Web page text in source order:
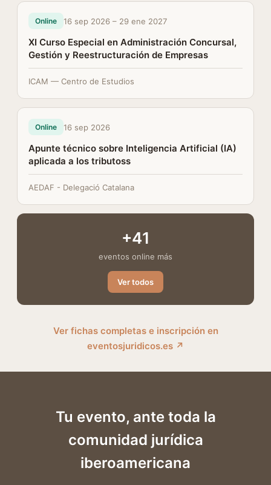
Online 16 sep 2026 – 29 ene 2027
XI Curso Especial en Administración Concursal,
Gestión y Reestructuración de Empresas
ICAM — Centro de Estudios
Online 16 sep 2026
Apunte técnico sobre Inteligencia Artificial (IA)
aplicada a los tributoss
AEDAF - Delegació Catalana
+41
eventos online más
Ver todos
Ver fichas completas e inscripción en
eventosjuridicos.es ↗
Tu evento, ante toda la
comunidad jurídica
iberoamericana